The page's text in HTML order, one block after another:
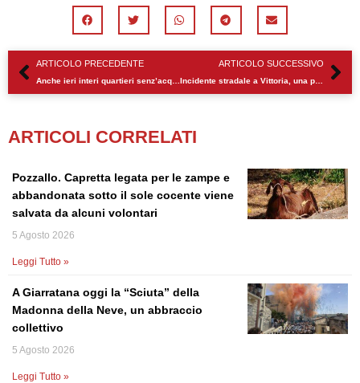
Precedente
ARTICOLO PRECEDENTE ARTICOLO SUCCESSIVO
ARTICOLI CORRELATI
Pozzallo. Capretta legata per le zampe e
abbandonata sotto il sole cocente viene
salvata da alcuni volontari
5 Agosto 2026
Leggi Tutto »
A Giarratana oggi la “Sciuta” della
Madonna della Neve, un abbraccio
collettivo
5 Agosto 2026
Leggi Tutto »